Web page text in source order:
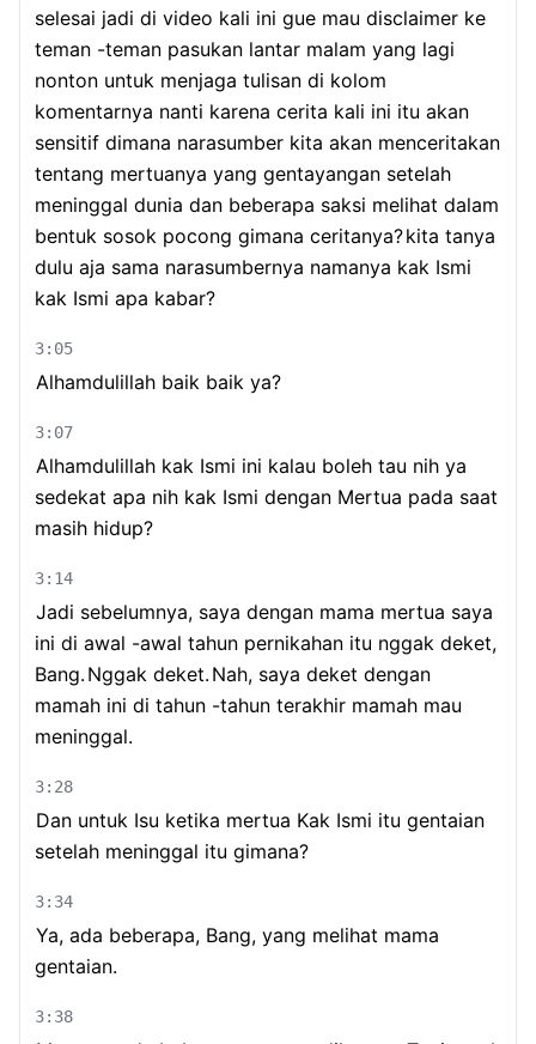
selesai jadi di video kali ini gue mau disclaimer ke
teman -teman pasukan lantar malam yang lagi
nonton untuk menjaga tulisan di kolom
komentarnya nanti karena cerita kali ini itu akan
sensitif dimana narasumber kita akan menceritakan
tentang mertuanya yang gentayangan setelah
meninggal dunia dan beberapa saksi melihat dalam
bentuk sosok pocong gimana ceritanya?kita tanya
dulu aja sama narasumbernya namanya kak Ismi
kak Ismi apa kabar?
3:05
Alhamdulillah baik baik ya?
3:07
Alhamdulillah kak Ismi ini kalau boleh tau nih ya
sedekat apa nih kak Ismi dengan Mertua pada saat
masih hidup?
3:14
Jadi sebelumnya, saya dengan mama mertua saya
ini di awal -awal tahun pernikahan itu nggak deket,
Bang. Nggak deket. Nah, saya deket dengan
mamah ini di tahun -tahun terakhir mamah mau
meninggal.
3:28
Dan untuk Isu ketika mertua Kak Ismi itu gentaian
setelah meninggal itu gimana?
3:34
Ya, ada beberapa, Bang, yang melihat mama
gentaian.
3:38